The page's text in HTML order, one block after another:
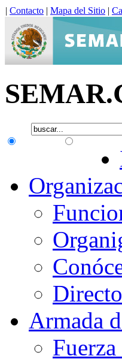
| Contacto | Mapa del Sitio |
Armada